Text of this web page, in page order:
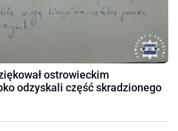
ostrowieckim
odzyskali część skradzionego